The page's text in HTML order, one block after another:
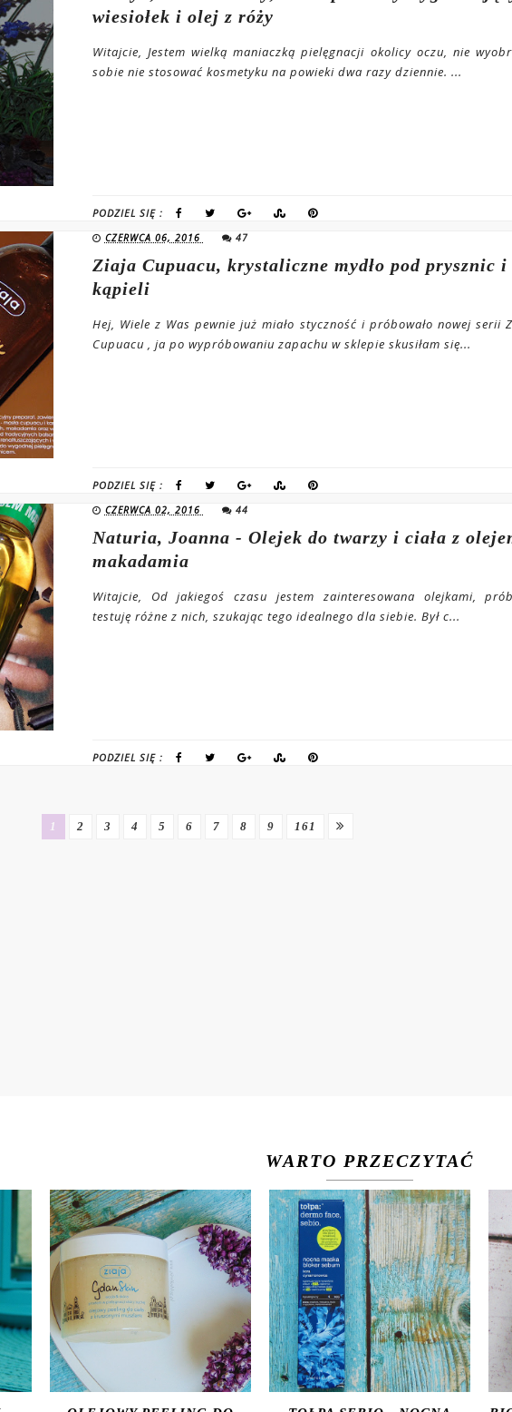
wiesiołek i olej z róży
Witajcie, Jestem wielką maniaczką pielęgnacji okolicy oczu, nie
sobie nie stosować kosmetyku na powieki dwa razy dziennie. ...
PODZIEL SIĘ :
CZERWCA 06, 2016 47
Ziaja Cupuacu, krystaliczne mydło pod prysznic i
kąpieli
Hej, Wiele z Was pewnie już miało styczność i próbowało nowej serii
Cupuacu , ja po wypróbowaniu zapachu w sklepie skusiłam się...
PODZIEL SIĘ :
CZERWCA 02, 2016 44
Naturia, Joanna - Olejek do twarzy i ciała z
makadamia
Witajcie, Od jakiegoś czasu jestem zainteresowana olejkami,
testuję różne z nich, szukając tego idealnego dla siebie. Był c...
PODZIEL SIĘ :
1 2 3 4 5 6 7 8 9 161
WARTO PRZECZYTAĆ